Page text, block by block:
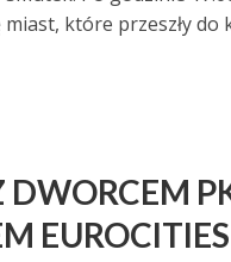
które przeszły do
EUROCITIES